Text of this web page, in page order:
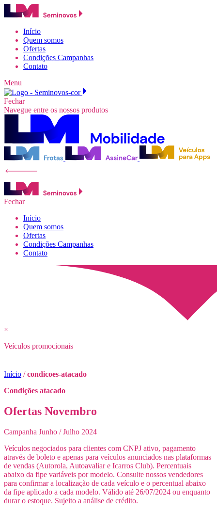
Início
Quem somos
Ofertas
Condições Campanhas
Contato
Menu
Fechar
Navegue entre os nossos produtos
Fechar
Início
Quem somos
Ofertas
Condições Campanhas
Contato
×
Veículos promocionais
Início /condicoes-atacado
Condições atacado
Ofertas Novembro
Campanha Junho / Julho 2024
Veículos negociados para clientes com CNPJ ativo, pagamento
através de boleto e apenas para veículos anunciados nas plataformas
de vendas (Autorola, Autoavaliar e Icarros Club). Percentuais
abaixo da fipe variáveis por modelo. Consulte nossos vendedores
para confirmar a localização de cada veículo e o percentual abaixo
da fipe aplicado a cada modelo. Válido até 26/07/2024 ou enquanto
durar o estoque. Sujeito a análise de crédito.